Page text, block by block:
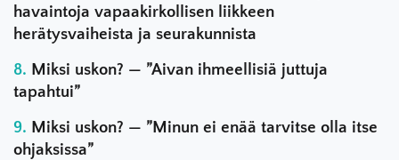
havaintoja vapaakirkollisen liikkeen
herätysvaiheista ja seurakunnista
Miksi uskon? — ”Aivan ihmeellisiä juttuja
tapahtui”
Miksi uskon? — ”Minun ei enää tarvitse olla itse
ohjaksissa”